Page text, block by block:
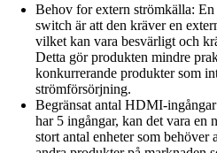
Behov for extern strömkälla:
switch är att den kräver en
vilket kan vara besvärligt och
Detta gör produkten mindre
konkurrerande produkter som
strömförsörjning.
Begränsat antal HDMI-
har 5 ingångar, kan det vara en
stort antal enheter som behöver